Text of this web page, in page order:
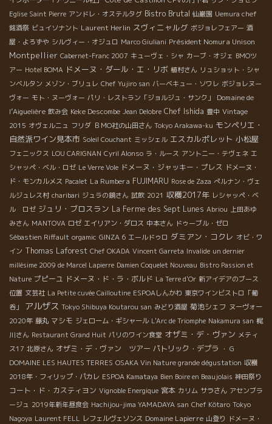
Eglise Saint Pierre アンドレ・オステルタグ Bistro Brutal 仙巌園 Uemura chef
銘酒祭 ビュイソナント Laurent Herlin スヴィニャルグ ボジョレフェアー 酒
屋・よろずや シルヴィー・オジュロ Marco Giuliani Président Nomura Unison
Montpellier Cabernet-Franc 2007 キューヴェ・シャ カーブ・オジェ BMOツ
アー Hotel BOMA ドメーヌ・ダール・エ・リボ 植村さん リュショット・シャ
ンベルタン メゾン・ブリュレ Chef Yujiro san バーベキュー・ソワレ ボジョレヌー
ヴォー モト・ヌーヴォー パリ・レストラン「ジョルジュ・サンク」
Domaine de
l’Aiguelière 飲み会 Keke Descombe Jean Delobre Chef Ishida 豊中 Vintage
2015 オヴェルニュ フリダ ＢＭО社の山田さん Tokyo Arakawa-ku モンペリエ・
自然派ワイン見本市 Soleil Couchant ミッシェル エスカルポレット 小松屋
フェニックス LOU CARIGNAN Cyril Alonso ラ・ルース アントニー・テヴェネ エ
シャッペ・ベル・ロゼ Le Verre Vole ドメーヌ・ジャッキー・プレス ドメーヌ・
ド・モンカルメス Pacalet La Rumbera FUJIMARU Rose de Zaza ぺルナン・ヴェ
ルジュレス村 charibari ジュラの鏡さん 試飲 2021 収穫2017年 レシャッペ・ベ
ル ロゼ ジュリ・ブロスラン La Ferme des Sept Lunes Abriou
上田あゆ
みさん MANTOVA ロゼ エイリアン・ダロス 中本さん ドゥーブル・ゼロ
Sébastien Riffault orgamic GINZA 6 エールドゥロ ダミアン・コクレ オビ・ワ
イン Thomas Laforest Chef OKADA Vincent Garreta Invalide un dernier
millésime 2009 de Marcel Lapierre Damien Coquelet Nouveau Bistro Passion et
Nature プピーユ ドメーヌ・ド・ラ・ボルド La Terre d'Or 新アイデアのブース
位置 文芸社 La Petite cuvée Cailloutine ESPOAしんかわ 東京ワインビストロ「葡
呑」
アルザス Tokyo Shibuya Koutarou san みどり酒屋 菊池シェフ ヌーヴォー
2020年 藤丸 マシモ ジェローム・ギシャール L'Arc de Triomphe Nakamura san 梶
川さん Restaurant Grand Huit パリのワイン食堂 オザミ・デ・ヴァン メティ
ス17 北原さん オザミ・デ・ヴァン ツアー パトリック・デプラ
・ G
DOMAINE LES HAUTES TERRES OSAKA Vin Nature grande dégustation 収穫
2018年・フィリップ・パカレ ESPOA Kamataya Bien Boire en Beaujolais 神田祭り
コート・ド・カスティヨン Vignoble Energique 宮本 カリム サラさん アセンブラ
ージュ 2019年新年昼食会 Hachijou-jima YAMADAYA san Chef Kôtaro Tokyo
Nagoya Laurent FELL レフェルヴェソンス Domaine Lapierre 山登り ドメーヌ・